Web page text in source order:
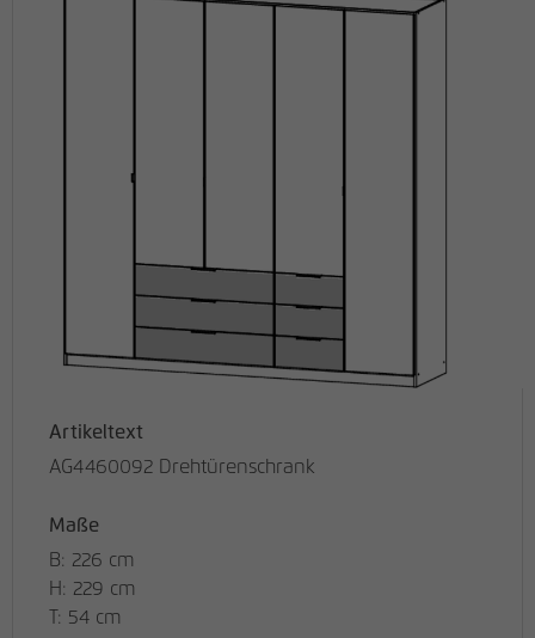
Artikeltext
AG4460092 Drehtürenschrank
Maße
B: 226 cm
H: 229 cm
T: 54 cm